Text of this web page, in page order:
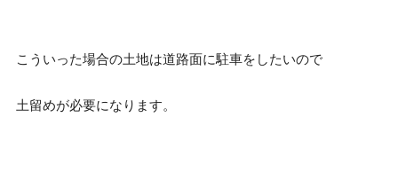
こういった場合の土地は道路面に駐車をしたいので
土留めが必要になります。